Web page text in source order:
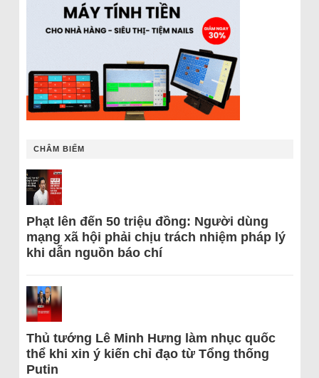
CHÂM BIẾM
Phạt lên đến 50 triệu đồng: Người dùng
mạng xã hội phải chịu trách nhiệm pháp lý
khi dẫn nguồn báo chí
Thủ tướng Lê Minh Hưng làm nhục quốc
thể khi xin ý kiến chỉ đạo từ Tổng thống
Putin